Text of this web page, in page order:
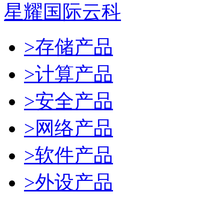
星耀国际云科
>存储产品
>计算产品
>安全产品
>网络产品
>软件产品
>外设产品